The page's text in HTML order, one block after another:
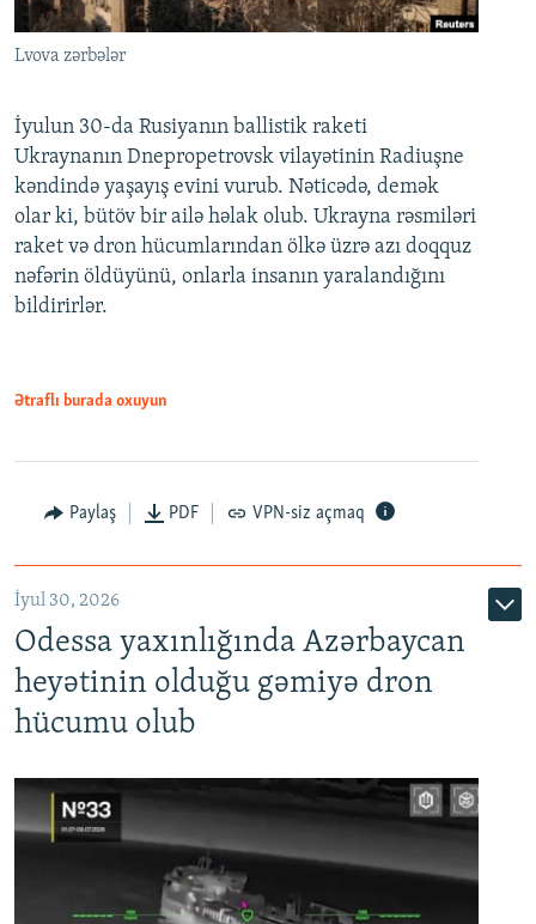
Lvova zərbələr
İyulun 30-da Rusiyanın ballistik raketi
Ukraynanın Dnepropetrovsk vilayətinin Radiuşne
kəndində yaşayış evini vurub. Nəticədə, demək
olar ki, bütöv bir ailə həlak olub. Ukrayna rəsmiləri
raket və dron hücumlarından ölkə üzrə azı doqquz
nəfərin öldüyünü, onlarla insanın yaralandığını
bildirirlər.
Ətraflı burada oxuyun
Paylaş PDF VPN-siz açmaq
İyul 30, 2026
Odessa yaxınlığında Azərbaycan
heyətinin olduğu gəmiyə dron
hücumu olub